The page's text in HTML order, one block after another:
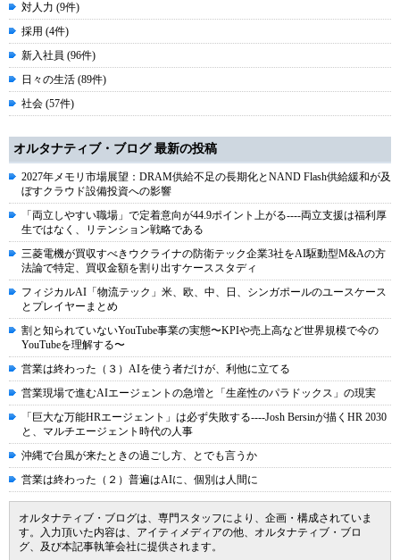
対人力 (9件)
採用 (4件)
新入社員 (96件)
日々の生活 (89件)
社会 (57件)
オルタナティブ・ブログ 最新の投稿
2027年メモリ市場展望：DRAM供給不足の長期化とNAND Flash供給緩和が及
ぼすクラウド設備投資への影響
「両立しやすい職場」で定着意向が44.9ポイント上がる----両立支援は福利厚
生ではなく、リテンション戦略である
三菱電機が買収すべきウクライナの防衛テック企業3社をAI駆動型M&Aの方
法論で特定、買収金額を割り出すケーススタディ
フィジカルAI「物流テック」米、欧、中、日、シンガポールのユースケース
とプレイヤーまとめ
割と知られていないYouTube事業の実態〜KPIや売上高など世界規模で今の
YouTubeを理解する〜
営業は終わった（３）AIを使う者だけが、利他に立てる
営業現場で進むAIエージェントの急増と「生産性のパラドックス」の現実
「巨大な万能HRエージェント」は必ず失敗する----Josh Bersinが描くHR 2030
と、マルチエージェント時代の人事
沖縄で台風が来たときの過ごし方、とでも言うか
営業は終わった（２）普遍はAIに、個別は人間に
オルタナティブ・ブログは、専門スタッフにより、企画・構成されていま
す。入力頂いた内容は、アイティメディアの他、オルタナティブ・ブロ
グ、及び本記事執筆会社に提供されます。